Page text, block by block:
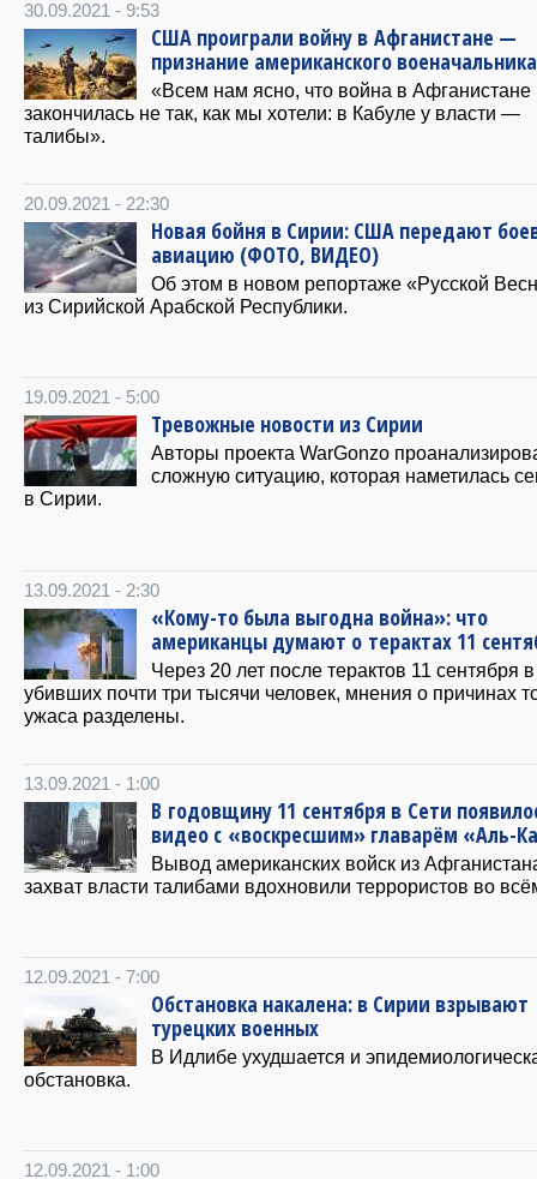
30.09.2021 - 9:53
США проиграли войну в Афганистане —
признание американского военачальника
«Всем нам ясно, что война в Афганистане
закончилась не так, как мы хотели: в Кабуле у власти —
талибы».
20.09.2021 - 22:30
Новая бойня в Сирии: США передают
авиацию (ФОТО, ВИДЕО)
Об этом в новом репортаже «Русской
из Сирийской Арабской Республики.
19.09.2021 - 5:00
Тревожные новости из Сирии
Авторы проекта WarGonzo
сложную ситуацию, которая наметилась
в Сирии.
13.09.2021 - 2:30
«Кому-то была выгодна война»: что
американцы думают о терактах 11
Через 20 лет после терактов 11 сентября
убивших почти три тысячи человек, мнения о причинах
ужаса разделены.
13.09.2021 - 1:00
В годовщину 11 сентября в Сети
видео с «воскресшим» главарём «Аль-
Вывод американских войск из
захват власти талибами вдохновили террористов во
12.09.2021 - 7:00
Обстановка накалена: в Сирии взрывают
турецких военных
В Идлибе ухудшается и
обстановка.
12.09.2021 - 1:00